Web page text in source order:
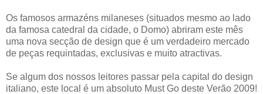
Os famosos armazéns milaneses (situados mesmo ao lado
da famosa catedral da cidade, o Domo) abriram este mês
uma nova secção de design que é um verdadeiro mercado
de peças requintadas, exclusivas e muito atractivas.
Se algum dos nossos leitores passar pela capital do design
italiano, este local é um absoluto Must Go deste Verão 2009!